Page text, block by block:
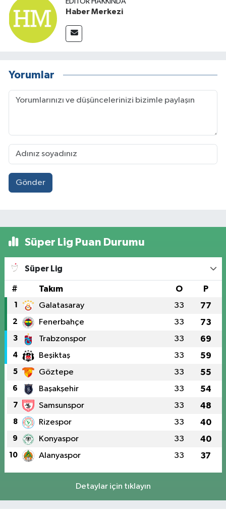
Haber Merkezi
Yorumlar
Gönder
Süper Lig Puan Durumu
Süper Lig
# Takım O P
1 Galatasaray 33 77
2 Fenerbahçe 33 73
3 Trabzonspor 33 69
4 Beşiktaş 33 59
5 Göztepe 33 55
6 Başakşehir 33 54
7 Samsunspor 33 48
8 Rizespor 33 40
9 Konyaspor 33 40
10 Alanyaspor 33 37
Detaylar için tıklayın